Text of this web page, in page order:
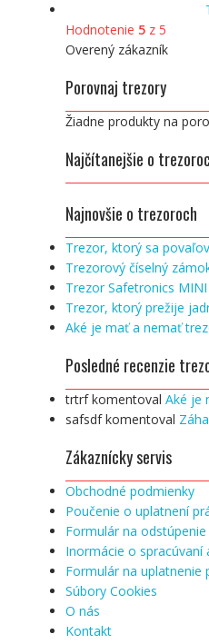
Hodnotenie 5 z 5
Overený zákazník
Porovnaj trezory
Žiadne produkty na
Najčítanejšie o
Najnovšie o trezoroch
Trezor, ktorý sa
Trezorový číselný
Trezor Safetronics
Trezor, ktorý prežije
Aké je mať a nemať
Posledné recenzie
trtrfkomentoval Aké je
safsdfkomentoval
Zákaznícky servis
Obchodné podmienky
Poučenie o uplatnení
Formulár na
Inormácie o
Formulár na uplatnenie
Súbory Cookies
O nás
Kontakt